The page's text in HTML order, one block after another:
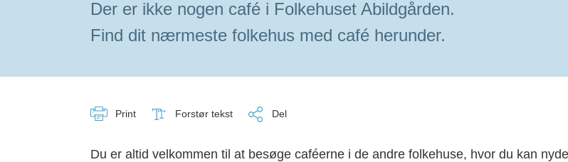
Der er ikke nogen café i Folkehuset Abildgården.
Find dit nærmeste folkehus med café herunder.
Print Forstør tekst Del
Du er altid velkommen til at besøge caféerne i de andre folkehuse, hvor du kan